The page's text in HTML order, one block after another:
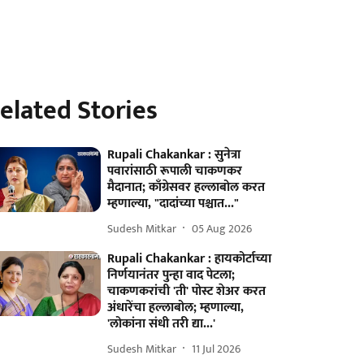
Stories
Rupali Chakankar : सुनेत्रा
पवारांसाठी रूपाली चाकणकर
मैदानात; काँग्रेसवर हल्लाबोल करत
म्हणाल्या, "दादांच्या पश्चात..."
Sudesh Mitkar 05 Aug 2026
Rupali Chakankar : हायकोर्टाच्या
निर्णयानंतर पुन्हा वाद पेटला;
चाकणकरांची 'ती' पोस्ट शेअर करत
अंधारेंचा हल्लाबोल; म्हणाल्या,
'लोकांना संधी तरी द्या...'
Sudesh Mitkar 11 Jul 2026